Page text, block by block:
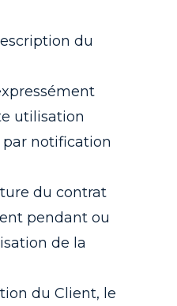
du
utilisation
notification
du contrat
pendant ou
de la
du Client, le